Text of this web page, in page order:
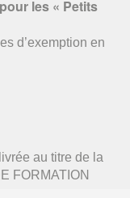
les « Petits
d’exemption en
au titre de la
FORMATION